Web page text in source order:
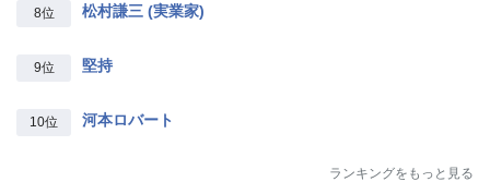
8位 松村謙三 (実業家)
9位 堅持
10位 河本ロバート
ランキングをもっと見る